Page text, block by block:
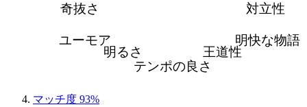
対立性
明快な物語
王道性
テンポの良さ
明るさ
ユーモア
奇抜さ
マッチ度 93%